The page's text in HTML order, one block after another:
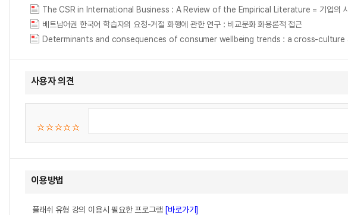
The CSR in International Business : A Review of the Empirical Literature = 기업의 사회
베트남어권 한국어 학습자의 요청-거절 화행에 관한 연구 : 비교문화 화용론적 접근
Determinants and consequences of consumer wellbeing trends : a cross-culture
사용자 의견
이용방법
플래쉬 유형 강의 이용시 필요한 프로그램 [바로가기]